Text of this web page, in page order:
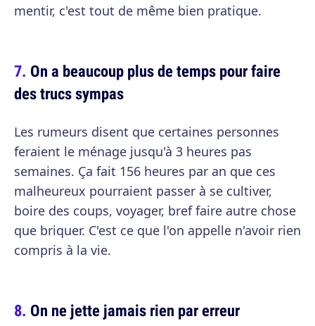
mentir, c'est tout de même bien pratique.
On a beaucoup plus de temps pour faire
des trucs sympas
Les rumeurs disent que certaines personnes
feraient le ménage jusqu'à 3 heures pas
semaines. Ça fait 156 heures par an que ces
malheureux pourraient passer à se cultiver,
boire des coups, voyager, bref faire autre chose
que briquer. C'est ce que l'on appelle n'avoir rien
compris à la vie.
On ne jette jamais rien par erreur